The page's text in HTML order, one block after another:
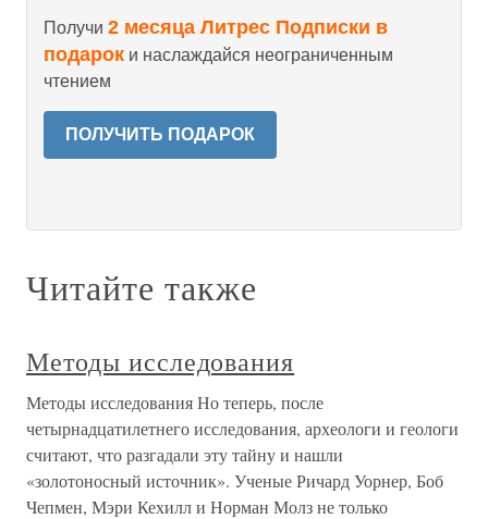
Получи 2 месяца Литрес Подписки в
подарок и наслаждайся неограниченным
чтением
ПОЛУЧИТЬ ПОДАРОК
Читайте также
Методы исследования
Методы исследования Но теперь, после
четырнадцатилетнего исследования, археологи и геологи
считают, что разгадали эту тайну и нашли
«золотоносный источник». Ученые Ричард Уорнер, Боб
Чепмен, Мэри Кехилл и Норман Молз не только